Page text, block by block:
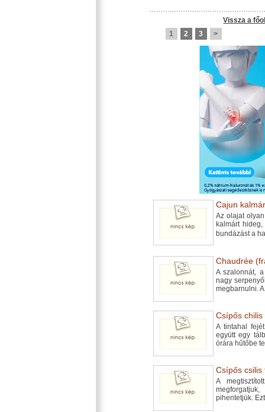
Vissza a
1
2 3 >
Cajun
Az olajat
kalmárt
bundázást a
Chaudrée
A szalonnát,
nagy
megbarnulni.
Csípős
A tintahal
együtt egy
órára hűtőbe
Csípős csilis
A
pihentetjük.